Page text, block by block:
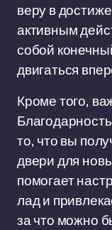
веру в
активным
собой
двигаться
Кроме того,
то, что вы
двери для
помогает
лад и
за что можно